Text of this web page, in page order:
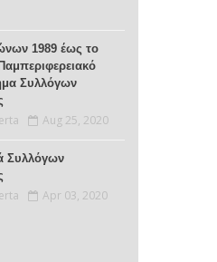
1989 έως το
Συλλόγων
Aug 25, 2020
Συλλόγων
Apr 03, 2020